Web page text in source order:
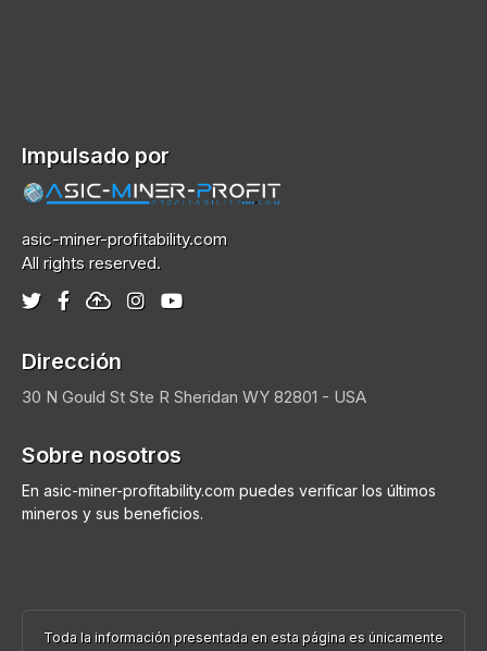
Impulsado por
asic-miner-profitability.com
All rights reserved.
Dirección
30 N Gould St Ste R Sheridan WY 82801 - USA
Sobre nosotros
En asic-miner-profitability.com puedes verificar los últimos
mineros y sus beneficios.
Toda la información presentada en esta página es únicamente